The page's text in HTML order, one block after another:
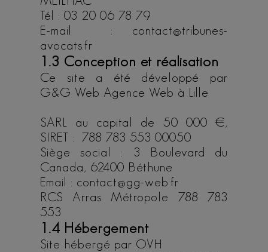
Tél : 03 20 06 78 79
E-mail : contact@tribunes-
avocats.fr
1.3 Conception et réalisation
Ce site a été développé par
G&G Web Agence Web à Lille
SARL au capital de 50 000 €,
SIRET : 788 783 553 00050
Siège social : 3 Boulevard du
Canada, 62400 Béthune
Email : contact@gg-web.fr
RCS Arras Métropole 788 783
553
1.4 Hébergement
Site hébergé par OVH